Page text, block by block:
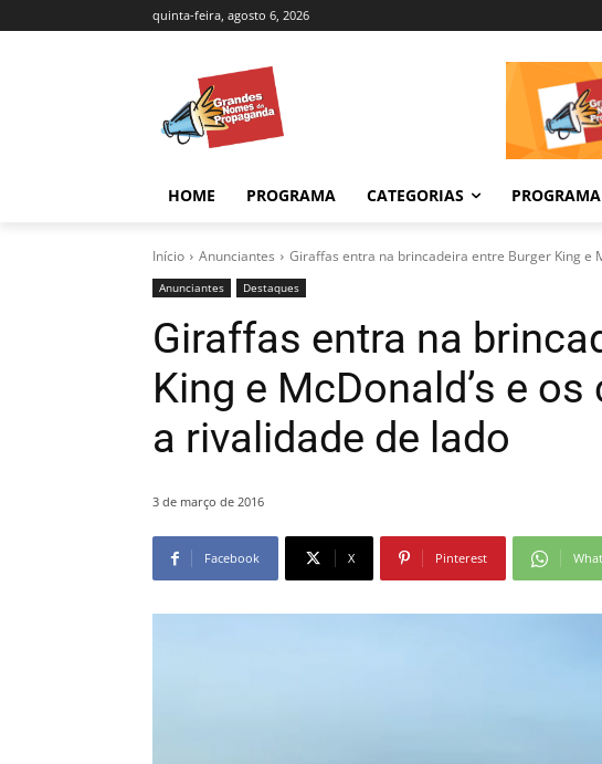
quinta-feira, agosto 6, 2026
HOME PROGRAMA CATEGORIAS
Início Anunciantes Giraffas entra na brincadeira entre Burger King e
Anunciantes Destaques
Giraffas entra na
King e McDonald’s e
a rivalidade de lado
3 de março de 2016
Facebook X Pinterest